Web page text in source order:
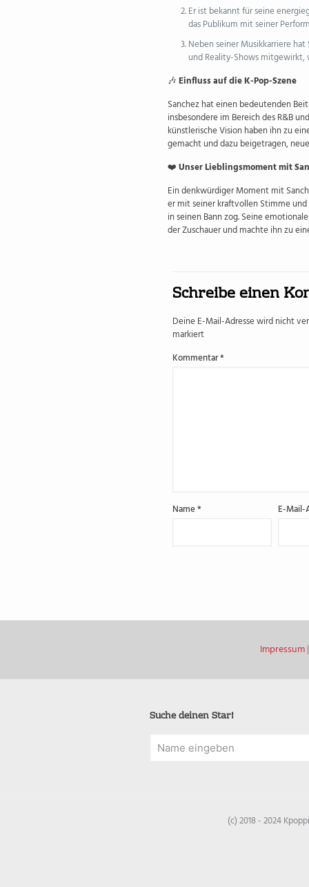
Er ist bekannt für seine
das Publikum mit seiner
Neben seiner Musikkarriere
und Reality-Shows
🎶Einfluss auf die K-Pop-Szene
Sanchez hat einen bedeutenden
insbesondere im Bereich des R&B
künstlerische Vision haben ihn zu
gemacht und dazu beigetragen,
❤️Unser Lieblingsmoment mit
Ein denkwürdiger Moment mit
er mit seiner kraftvollen Stimme
in seinen Bann zog. Seine
der Zuschauer und machte ihn zu
Schreibe einen
Deine E-Mail-Adresse wird nicht
markiert
Kommentar*
Name* E-
Impressum
Suche deinen Star!
(c) 2018 - 2024